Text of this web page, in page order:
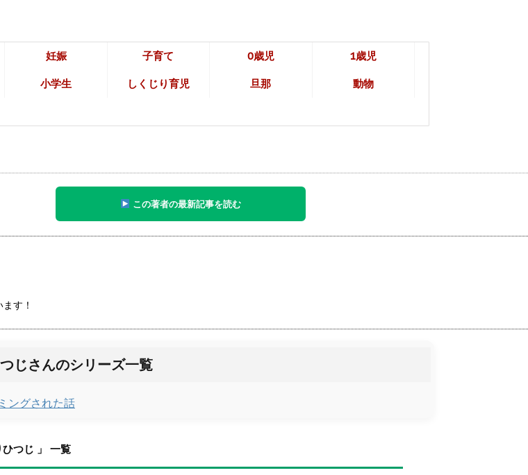
妊娠 子育て 0歳児 1歳児
小学生 しくじり育児 旦那 動物
この著者の最新記事を読む
す！
じさんのシリーズ一覧
ングされた話
ひつじ 」 一覧